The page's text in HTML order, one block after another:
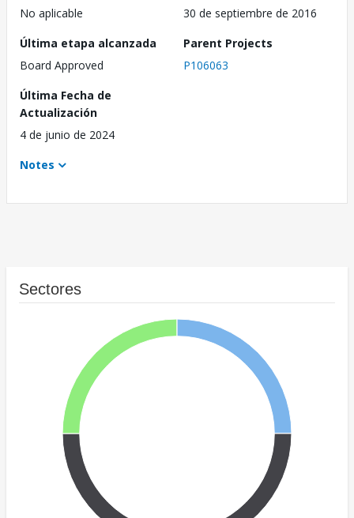
No aplicable
30 de septiembre de 2016
Última etapa alcanzada
Board Approved
Parent Projects
P106063
Última Fecha de
Actualización
4 de junio de 2024
Notes
Sectores